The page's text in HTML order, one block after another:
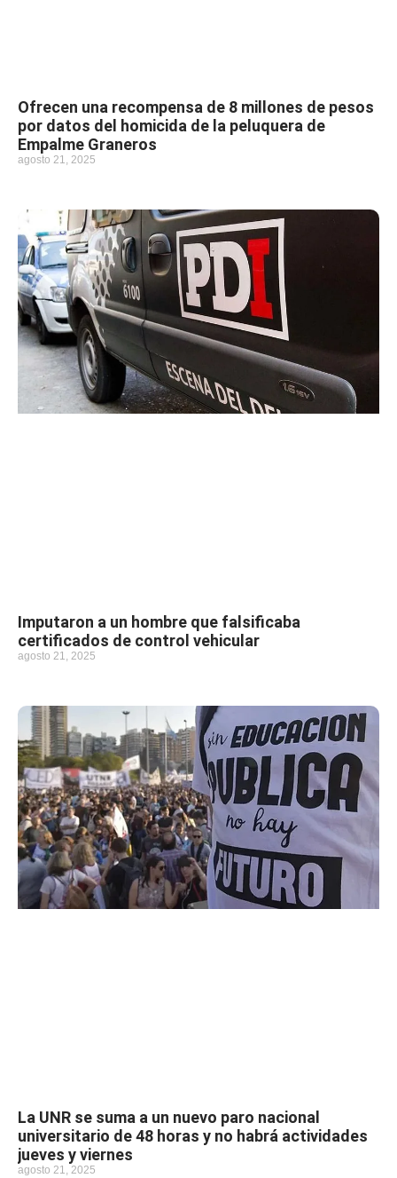
Ofrecen una recompensa de 8 millones de pesos
por datos del homicida de la peluquera de
Empalme Graneros
agosto 21, 2025
Imputaron a un hombre que falsificaba
certificados de control vehicular
agosto 21, 2025
La UNR se suma a un nuevo paro nacional
universitario de 48 horas y no habrá actividades
jueves y viernes
agosto 21, 2025